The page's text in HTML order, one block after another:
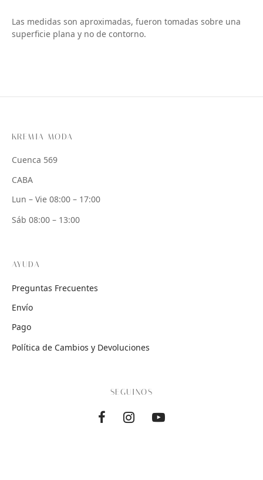
Las medidas son aproximadas, fueron tomadas sobre una
superficie plana y no de contorno.
KREMIA MODA
Cuenca 569
CABA
Lun – Vie 08:00 – 17:00
Sáb 08:00 – 13:00
AYUDA
Preguntas Frecuentes
Envío
Pago
Política de Cambios y Devoluciones
SEGUINOS